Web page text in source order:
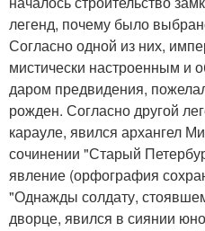
легенд, почему было
Согласно одной из них,
мистически настроенным и
даром предвидения,
рожден. Согласно другой
карауле, явился архангел
сочинении "Старый
явление (орфография
"Однажды солдату,
дворце, явился в сиянии